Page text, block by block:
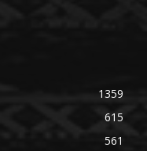
1359
615
561